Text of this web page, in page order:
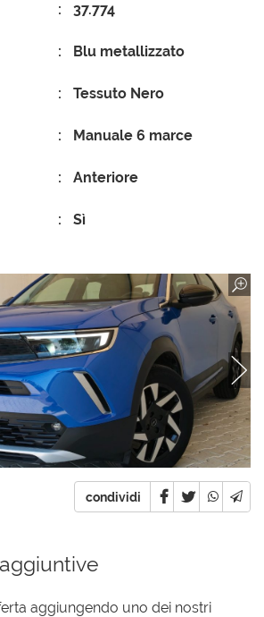
37.774
Blu metallizzato
Tessuto Nero
Manuale 6 marce
Anteriore
Sì
condividi
aggiungendo uno dei nostri